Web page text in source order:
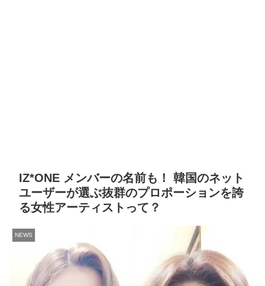
IZ*ONE メンバーの名前も！ 韓国のネット
ユーザーが選ぶ抜群のプロポーションを誇
る女性アーティストって？
NEWS